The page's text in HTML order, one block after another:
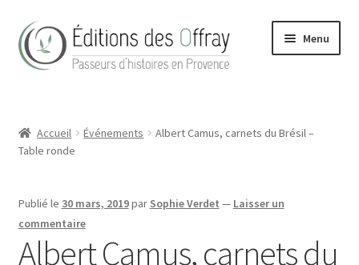
Aller
à
la
Aller
au
contenu
Menu
Actualités
Conditions Générales de Vente
Accueil Événements
Albert Camus, carnets du Brésil –
Table ronde
Publié le 30 mars, 2019par Sophie Verdet — Laisser un
commentaire
Albert Camus, carnets du